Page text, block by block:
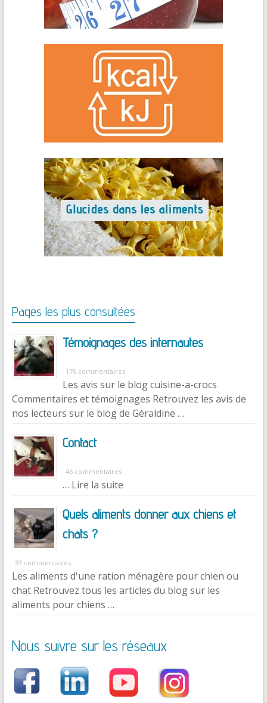
Pages les plus consultées
Témoignages des internautes
176 commentaires
Les avis sur le blog cuisine-a-crocs
Commentaires et témoignages Retrouvez les avis de
nos lecteurs sur le blog de Géraldine …
Contact
46 commentaires
… Lire la suite
Quels aliments donner aux chiens et
chats ?
33 commentaires
Les aliments d'une ration ménagère pour chien ou
chat Retrouvez tous les articles du blog sur les
aliments pour chiens …
Nous suivre sur les réseaux